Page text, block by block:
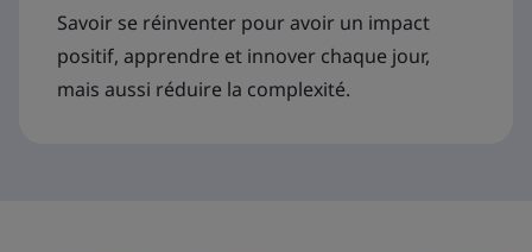
Savoir se réinventer pour avoir un impact
positif, apprendre et innover chaque jour,
mais aussi réduire la complexité.